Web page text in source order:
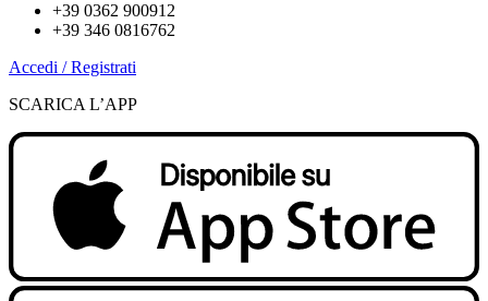
+39 0362 900912
+39 346 0816762
Accedi / Registrati
SCARICA L’APP